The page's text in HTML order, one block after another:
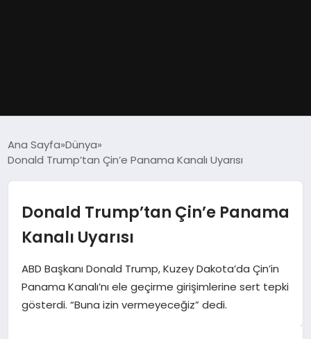
EĞITIM
EKONOMI
MAGAZIN
SAĞLIK
Ana Sayfa Dünya
Donald Trump’tan Çin’e Panama Kanalı Uyarısı
Donald Trump’tan Çin’e Panama
Kanalı Uyarısı
ABD Başkanı Donald Trump, Kuzey Dakota’da Çin’in
Panama Kanalı’nı ele geçirme girişimlerine sert tepki
gösterdi. “Buna izin vermeyeceğiz” dedi.